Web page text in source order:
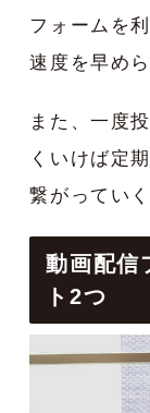
フォームを
速度を早めら
また、一度
くいけば定
繋がってい
動画配信
ト2つ